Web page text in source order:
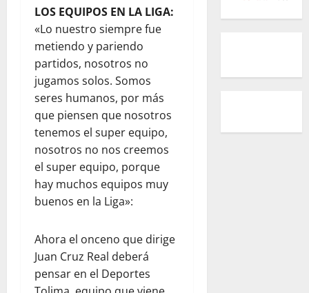
LOS EQUIPOS EN LA LIGA:
«Lo nuestro siempre fue
metiendo y pariendo
partidos, nosotros no
jugamos solos. Somos
seres humanos, por más
que piensen que nosotros
tenemos el super equipo,
nosotros no nos creemos
el super equipo, porque
hay muchos equipos muy
buenos en la Liga»:
Ahora el onceno que dirige
Juan Cruz Real deberá
pensar en el Deportes